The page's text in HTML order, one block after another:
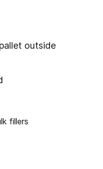
outside